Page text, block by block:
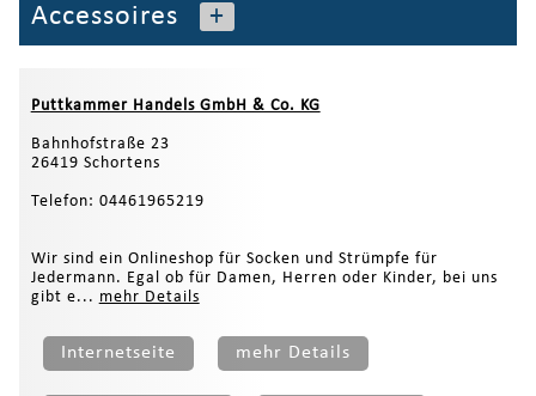
Accessoires
+
Puttkammer Handels GmbH & Co. KG
Bahnhofstraße 23
26419 Schortens
Telefon: 04461965219
Wir sind ein Onlineshop für Socken und Strümpfe für
Jedermann. Egal ob für Damen, Herren oder Kinder, bei uns
gibt e... mehr Details
Internetseite mehr Details